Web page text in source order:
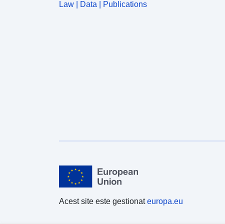
Law | Data | Publications
Acest site este gestionateuropa.eu